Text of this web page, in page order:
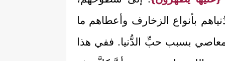
بأنواع الزخارف وأعطاهم ما
بسبب حبِّ الدُّنيا. ففي هذا